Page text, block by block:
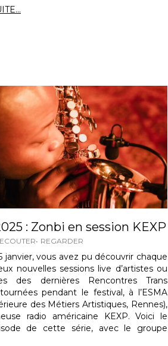
: Zonbi en session KEXP
ECOUTER REGARDER
janvier, vous avez pu découvrir chaque
nouvelles sessions live d’artistes ou
des dernières Rencontres Trans
pendant le festival, à l’ESMA
des Métiers Artistiques, Rennes),
radio américaine KEXP. Voici le
de cette série, avec le groupe